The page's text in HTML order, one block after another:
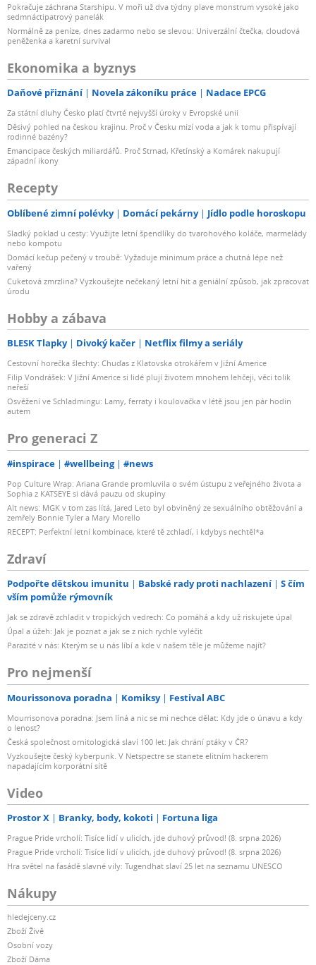
Pokračuje záchrana Starshipu. V moři už dva týdny plave monstrum vysoké jako
sedmnáctipatrový panelák
Normálně za peníze, dnes zadarmo nebo se slevou: Univerzální čtečka, cloudová
peněženka a karetní survival
Ekonomika a byznys
Daňové přiznání Novela zákoníku práce Nadace EPCG
Za státní dluhy Česko platí čtvrté nejvyšší úroky v Evropské unii
Děsivý pohled na českou krajinu. Proč v Česku mizí voda a jak k tomu přispívají
rodinné bazény?
Emancipace českých miliardářů. Proč Strnad, Křetínský a Komárek nakupují
západní ikony
Recepty
Oblíbené zimní polévky Domácí pekárny Jídlo podle horoskopu
Sladký poklad u cesty: Využijte letní špendlíky do tvarohového koláče, marmelády
nebo kompotu
Domácí kečup pečený v troubě: Vyžaduje minimum práce a chutná lépe než
vařený
Cuketová zmrzlina? Vyzkoušejte nečekaný letní hit a geniální způsob, jak zpracovat
úrodu
Hobby a zábava
BLESK Tlapky Divoký kačer Netflix filmy a seriály
Cestovní horečka šlechty: Chuďas z Klatovska otrokářem v Jižní Americe
Filip Vondrášek: V Jižní Americe si lidé plují životem mnohem lehčeji, věci tolik
neřeší
Osvěžení ve Schladmingu: Lamy, ferraty i koulovačka v létě jsou jen pár hodin
autem
Pro generaci Z
#inspirace #wellbeing #news
Pop Culture Wrap: Ariana Grande promluvila o svém ústupu z veřejného života a
Sophia z KATSEYE si dává pauzu od skupiny
Alt news: MGK v tom zas lítá, Jared Leto byl obviněný ze sexuálního obtěžování a
zemřely Bonnie Tyler a Mary Morello
RECEPT: Perfektní letní kombinace, které tě zchladí, i kdybys nechtěl*a
Zdraví
Podpořte dětskou imunitu Babské rady proti nachlazení
S čím
vším pomůže rýmovník
Jak se zdravě zchladit v tropických vedrech: Co pomáhá a kdy už riskujete úpal
Úpal a úžeh: Jak je poznat a jak se z nich rychle vyléčit
Parazité v nás: Kterým se u nás líbí a kde v našem těle je můžeme najít?
Pro nejmenší
Mourissonova poradna Komiksy Festival ABC
Mourrisonova poradna: Jsem líná a nic se mi nechce dělat: Kdy jde o únavu a kdy
o lenost?
Česká společnost ornitologická slaví 100 let: Jak chrání ptáky v ČR?
Vyzkoušejte český kyberpunk. V Netspectre se stanete elitním hackerem
napadajícím korporátní sítě
Video
Prostor X Branky, body, kokoti Fortuna liga
Prague Pride vrcholí: Tisíce lidí v ulicích, jde duhový průvod! (8. srpna 2026)
Prague Pride vrcholí: Tisíce lidí v ulicích, jde duhový průvod! (8. srpna 2026)
Hra světel na fasádě slavné vily: Tugendhat slaví 25 let na seznamu UNESCO
Nákupy
hledejceny.cz
Zboží Živě
Osobní vozy
Zboží Dáma